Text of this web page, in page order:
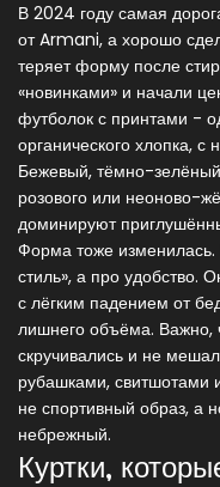
В 2024 году самая
от Armani, а хорошо
теряет форму после
«новинками» и начали
футболок с принтами -
органического хлопка,
Бежевый, тёмно-
розового или неоново-
доминируют
Форма тоже
стиль», а про удобство.
с лёгким падением от
лишнего объёма. Важно,
скручивались и не
рубашками, свитшотами
не спортивный образ, а
небрежный.
Куртки,